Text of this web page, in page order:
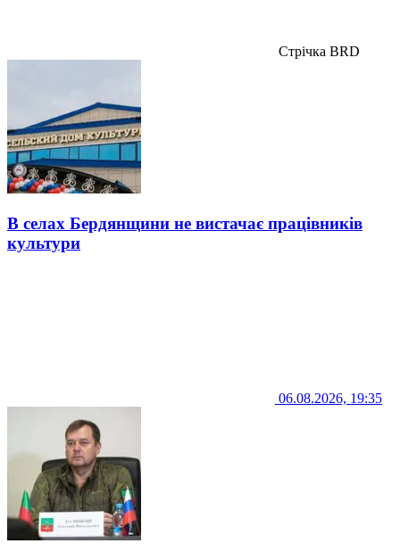
Стрічка BRD
В селах Бердянщини не вистачає працівників
культури
06.08.2026, 19:35